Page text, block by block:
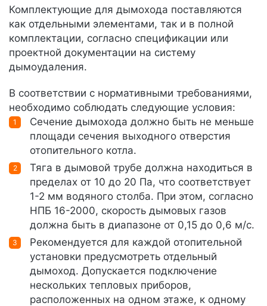
Комплектующие для дымохода поставляются
как отдельными элементами, так и в полной
комплектации, согласно спецификации или
проектной документации на систему
дымоудаления.
В соответствии с нормативными требованиями,
необходимо соблюдать следующие условия:
Сечение дымохода должно быть не меньше
площади сечения выходного отверстия
отопительного котла.
Тяга в дымовой трубе должна находиться в
пределах от 10 до 20 Па, что соответствует
1-2 мм водяного столба. При этом, согласно
НПБ 16-2000, скорость дымовых газов
должна быть в диапазоне от 0,15 до 0,6 м/с.
Рекомендуется для каждой отопительной
установки предусмотреть отдельный
дымоход. Допускается подключение
нескольких тепловых приборов,
расположенных на одном этаже, к одному